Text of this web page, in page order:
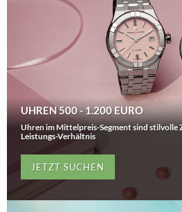
UHREN 500 - 1.200 EURO
Uhren im Mittelpreis-Segment sind stilvolle
Leistungs-Verhältnis
JETZT SUCHEN